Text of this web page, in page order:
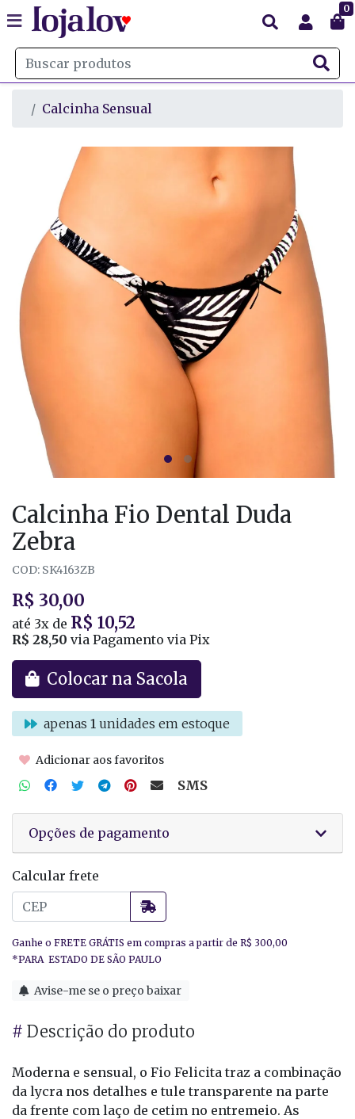
0
Calcinha Sensual
Calcinha Fio Dental Duda
Zebra
COD: SK4163ZB
R$ 30,00
até 3x de R$ 10,52
R$ 28,50 via Pagamento via Pix
Colocar na Sacola
apenas 1 unidades em estoque
Adicionar aos favoritos
SMS
Opções de pagamento
Calcular frete
Avise-me se o preço baixar
# Descrição do produto
Moderna e sensual, o Fio Felicita traz a combinação
da lycra nos detalhes e tule transparente na parte
da frente com laço de cetim no entremeio. As